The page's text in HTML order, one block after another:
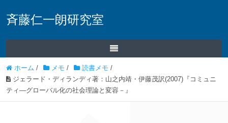
斉藤仁一朗研究室
ホーム / メモ / 読書メモ /
ジェラード・ディランディ著：山之内靖・伊藤茂訳(2007)『コミュニ
ティ―グローバル化の社会理論と変容－』